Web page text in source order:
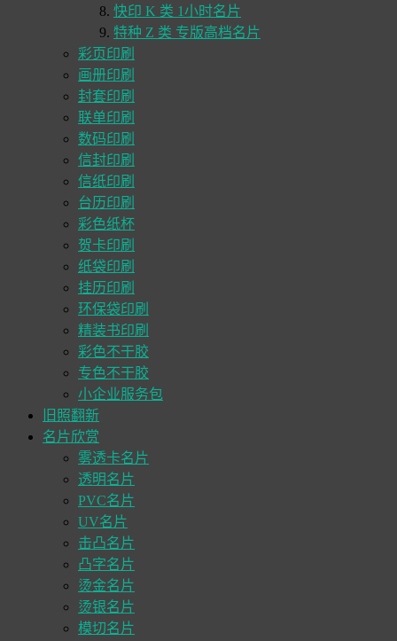
快印 K 类 1小时名片
特种 Z 类 专版高档名片
彩页印刷
画册印刷
封套印刷
联单印刷
数码印刷
信封印刷
信纸印刷
台历印刷
彩色纸杯
贺卡印刷
纸袋印刷
挂历印刷
环保袋印刷
精装书印刷
彩色不干胶
专色不干胶
小企业服务包
旧照翻新
名片欣赏
雾透卡名片
透明名片
PVC名片
UV名片
击凸名片
凸字名片
烫金名片
烫银名片
模切名片